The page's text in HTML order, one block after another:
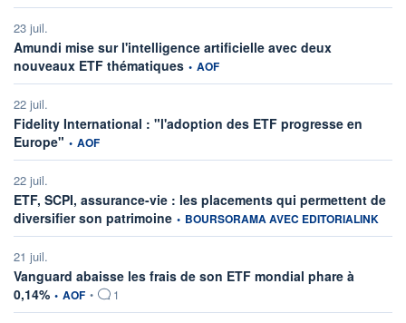
23 juil.
Amundi mise sur l'intelligence artificielle avec deux
nouveaux ETF thématiques information fournie par
• AOF
22 juil.
Fidelity International : "l'adoption des ETF progresse en
Europe" information fournie par
• AOF
22 juil.
ETF, SCPI, assurance-vie : les placements qui permettent de
diversifier son patrimoine information fournie par
• BOURSORAMA AVEC EDITORIALINK
21 juil.
Vanguard abaisse les frais de son ETF mondial phare à
0,14% information fournie par
• AOF • 1